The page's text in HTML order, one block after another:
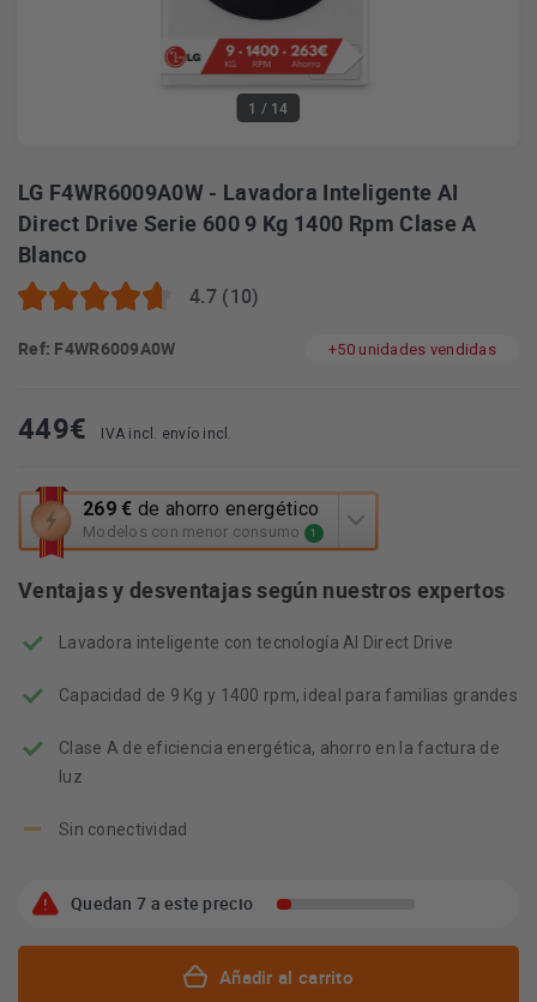
1 / 14
LG F4WR6009A0W - Lavadora Inteligente AI
Direct Drive Serie 600 9 Kg 1400 Rpm Clase A
Blanco
4.7 (10)
Ref: F4WR6009A0W +50 unidades vendidas
449€ IVA incl. envío incl.
269 € de ahorro energético
Modelos con menor consumo 1
Esta
acción
abrirá
herramienta
ahorro
Youreko.
Ventajas y desventajas según nuestros expertos
Lavadora inteligente con tecnología AI Direct Drive
Capacidad de 9 Kg y 1400 rpm, ideal para familias grandes
Clase A de eficiencia energética, ahorro en la factura de
luz
Sin conectividad
Quedan 7 a este precio
Añadir al carrito